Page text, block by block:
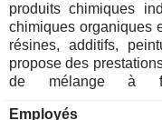
produits chimiques
chimiques organiques
résines, additifs,
propose des
de mélange à
Employés